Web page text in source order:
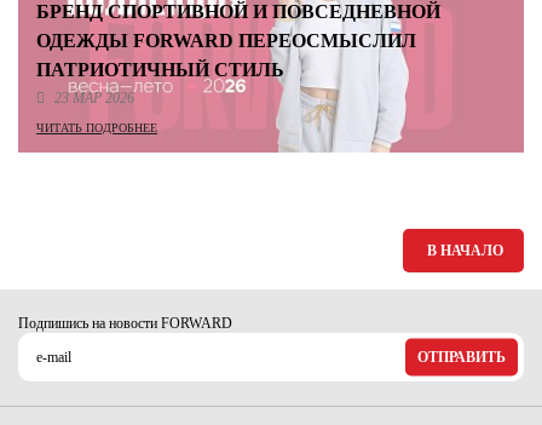
БРЕНД СПОРТИВНОЙ И ПОВСЕДНЕВНОЙ
ОДЕЖДЫ FORWARD ПЕРЕОСМЫСЛИЛ
ПАТРИОТИЧНЫЙ СТИЛЬ
23 МАР 2026
ЧИТАТЬ ПОДРОБНЕЕ
В НАЧАЛО
Подпишись на новости FORWARD
ОТПРАВИТЬ